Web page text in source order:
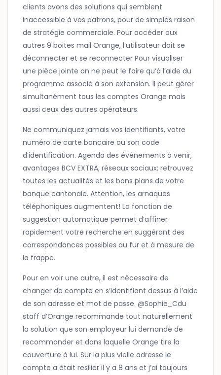
clients avons des solutions qui semblent
inaccessible à vos patrons, pour de simples raison
de stratégie commerciale. Pour accéder aux
autres 9 boites mail Orange, l’utilisateur doit se
déconnecter et se reconnecter Pour visualiser
une pièce jointe on ne peut le faire qu’à l’aide du
programme associé à son extension. Il peut gérer
simultanément tous les comptes Orange mais
aussi ceux des autres opérateurs.
Ne communiquez jamais vos identifiants, votre
numéro de carte bancaire ou son code
d’identification. Agenda des événements à venir,
avantages BCV EXTRA, réseaux sociaux; retrouvez
toutes les actualités et les bons plans de votre
banque cantonale. Attention, les arnaques
téléphoniques augmentent! La fonction de
suggestion automatique permet d’affiner
rapidement votre recherche en suggérant des
correspondances possibles au fur et à mesure de
la frappe.
Pour en voir une autre, il est nécessaire de
changer de compte en s’identifiant dessus à l’aide
de son adresse et mot de passe. @Sophie_Cdu
staff d’Orange recommande tout naturellement
la solution que son employeur lui demande de
recommander et dans laquelle Orange tire la
couverture à lui. Sur la plus vielle adresse le
compte a était resilier il y a 8 ans et j’ai toujours